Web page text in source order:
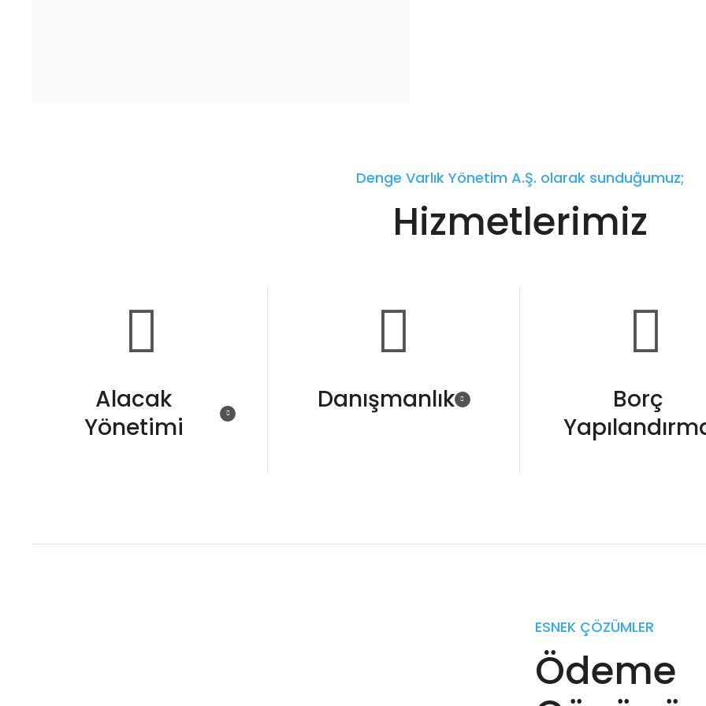
Denge Varlık Yönetim A.Ş. olarak sunduğumuz;
Hizmetlerimiz
Alacak
Yönetimi
Danışmanlık
Borç
ESNEK ÇÖZÜMLER
Ödeme